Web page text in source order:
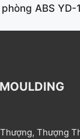
ABS YD-
Thượng